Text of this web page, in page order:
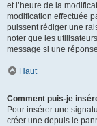
et l’heure de la
modification effectuée
puissent rédiger une
noter que les
message si une
Haut
Comment puis-je
Pour insérer une
créer une depuis le